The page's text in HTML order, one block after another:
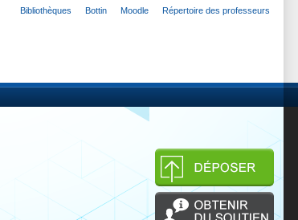
Bibliothèques Bottin Moodle Répertoire des professeurs